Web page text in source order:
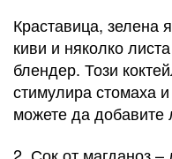
Краставица, зелена
киви и няколко
блендер. Този
стимулира стомаха
можете да добавите